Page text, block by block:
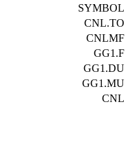
SYMBOL
CNL.TO
CNLMF
GG1.F
GG1.DU
GG1.MU
CNL